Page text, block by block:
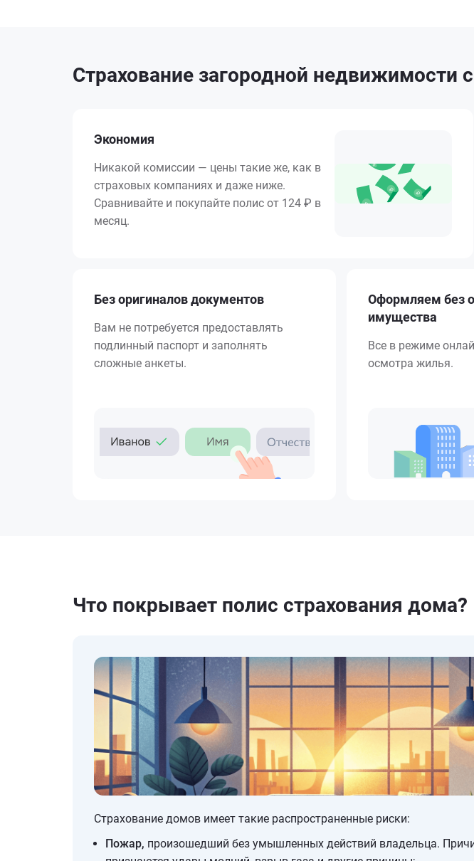
Страхование загородной недвижимости
Экономия
Никакой комиссии — цены такие же, как в
страховых компаниях и даже ниже.
Сравнивайте и покупайте полис от 124 ₽ в
месяц.
Без оригиналов документов
Вам не потребуется предоставлять
подлинный паспорт и заполнять
сложные анкеты.
Оформляем без
имущества
Все в режиме
осмотра жилья.
Что покрывает полис страхования дома?
Страхование домов имеет такие распространенные риски:
Пожар, произошедший без умышленных действий владельца.